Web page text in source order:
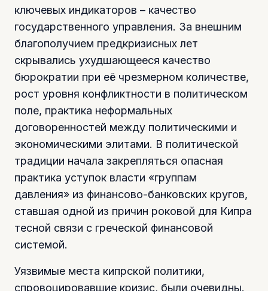
ключевых индикаторов – качество
государственного управления. За внешним
благополучием предкризисных лет
скрывались ухудшающееся качество
бюрократии при её чрезмерном количестве,
рост уровня конфликтности в политическом
поле, практика неформальных
договоренностей между политическими и
экономическими элитами. В политической
традиции начала закрепляться опасная
практика уступок власти «группам
давления» из финансово-банковских кругов,
ставшая одной из причин роковой для Кипра
тесной связи с греческой финансовой
системой.
Уязвимые места кипрской политики,
спровоцировавшие кризис, были очевидны.